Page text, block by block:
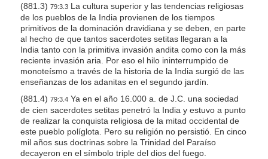
(881.3) 79:3.3La cultura superior y las tendencias religiosas
de los pueblos de la India provienen de los tiempos
primitivos de la dominación dravidiana y se deben, en parte
al hecho de que tantos sacerdotes setitas llegaran a la
India tanto con la primitiva invasión andita como con la más
reciente invasión aria. Por eso el hilo ininterrumpido de
monoteísmo a través de la historia de la India surgió de las
enseñanzas de los adanitas en el segundo jardín.
(881.4) 79:3.4Ya en el año 16.000 a. de J.C. una sociedad
de cien sacerdotes setitas penetró la India y estuvo a punto
de realizar la conquista religiosa de la mitad occidental de
este pueblo políglota. Pero su religión no persistió. En cinco
mil años sus doctrinas sobre la Trinidad del Paraíso
decayeron en el símbolo triple del dios del fuego.